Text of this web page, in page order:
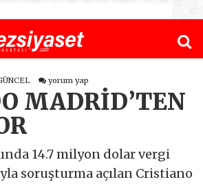
yorum yap
MADRİD’TEN
14.7 milyon dolar vergi
soruşturma açılan Cristiano